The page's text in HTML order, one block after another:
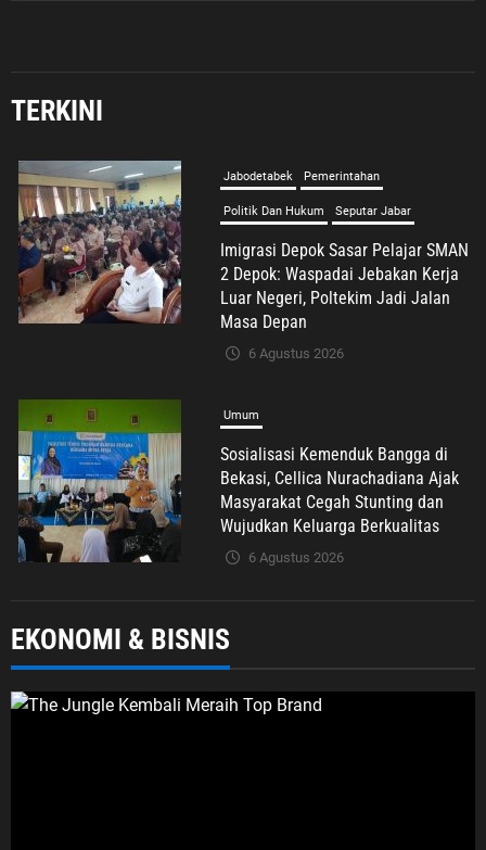
TERKINI
Umum
Sosialisasi Kemenduk Bangga di
Bekasi, Cellica Nurachadiana Ajak
Masyarakat Cegah Stunting dan
Wujudkan Keluarga Berkualitas
6 Agustus 2026
Pengelolaan Sampah Makin Efisien,
Dosen Ilmu Komputer UPER
Kembangkan Netrash
6 Agustus 2026
Polda Metro Jaya Gelar Seminar
Hukum Bahas Perluasan Objek
Praperadilan dalam KUHAP Baru
6 Agustus 2026
EKONOMI & BISNIS